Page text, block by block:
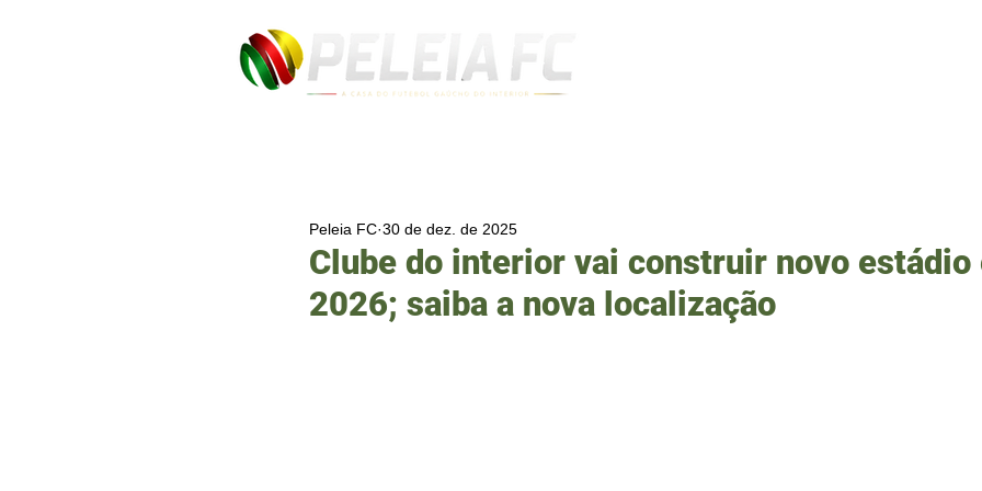
Clube do interior vai construir novo estádio
2026; saiba a nova localização
Peleia FC 30 de dez. de 2025